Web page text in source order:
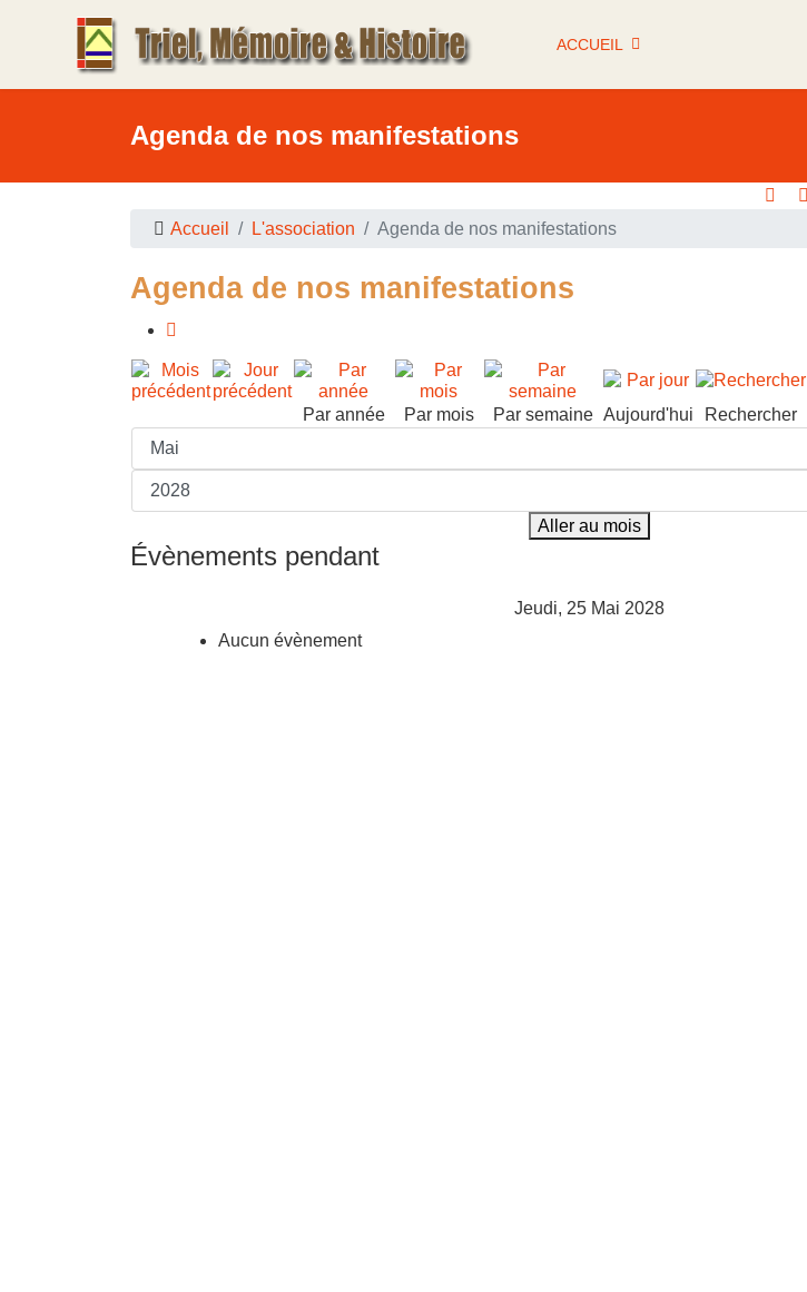
ACCUEIL
Agenda de nos manifestations
Accueil L'association Agenda de nos manifestations
Agenda de nos manifestations
Par année Par mois Par semaine Aujourd'hui Rechercher
Aller au mois
Évènements pendant
Jeudi, 25 Mai 2028
Aucun évènement